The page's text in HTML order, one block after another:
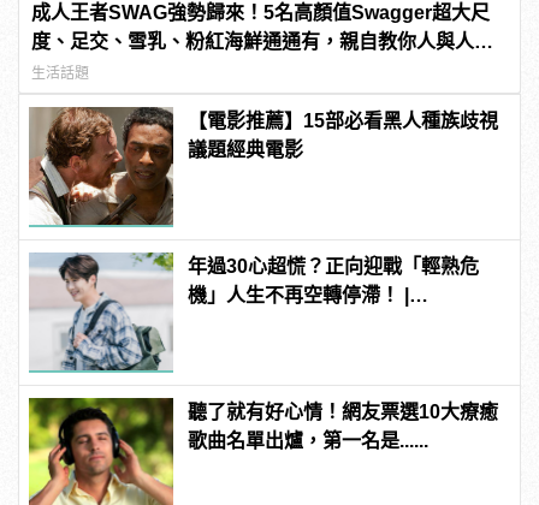
成人王者SWAG強勢歸來！5名高顏值Swagger超大尺
度、足交、雪乳、粉紅海鮮通通有，親自教你人與人的
連結！ | manfashion這樣變型男
生活話題
【電影推薦】15部必看黑人種族歧視
議題經典電影
年過30心超慌？正向迎戰「輕熟危
機」人生不再空轉停滯！ |
聽了就有好心情！網友票選10大療癒
歌曲名單出爐，第一名是......